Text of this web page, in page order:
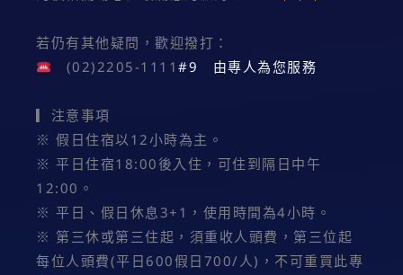
若仍有其他疑問，歡迎撥打：
(02)2205-1111#9 由專人為您服務
▎注意事項
※ 假日住宿以12小時為主。
※ 平日住宿18:00後入住，可住到隔日中午
12:00。
※ 平日、假日休息3+1，使用時間為4小時。
※ 第三休或第三住起，須重收人頭費，第三位起
每位人頭費(平日600假日700/人)，不可重買此專